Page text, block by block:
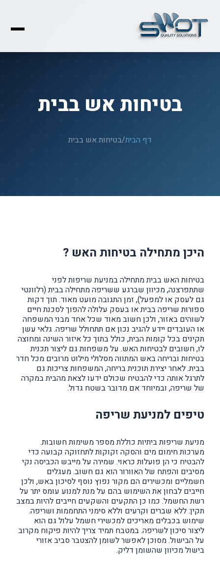
בטיחות אש בבית
דף הבית/בטיחות אש בבית
היכן מתחילה בטיחות האש ?
בטיחות האש בבית מתחילה במניעת שריפות לפני
שתתפרצנה, מכיוון שברגע ששריפה מתחילה בבית (רלוונטי
גם לעסק או למפעל), זמן התגובה מועט מאוד. תוך דקות
ספורות שריפה בבית או בעסק עלולה להפוך לסכנת חיים
לשוהים באזור, ולכן חשוב מאוד שכל אחד מבני המשפחה
או העובדים יידע להגיב נכון אם תתחולל שריפה. גלאי עשן
תקינים בכל קומות הבית, כולל בתוך כל איזור השינה ומחוצה
לו, חשובים לבטיחות האש. על משפחות גם ליצור תכנית
בטיחות ובריחה באש המתווה מסלולי מילוט מרובים מכל חדר
בבית. לאחר יצירת תוכנית בריחה, המשפחות צריכות גם
לתרגל אותה כדי להבטיח שכולם ידעו לצאת מהבית במקרה
של שריפה, ובמיוחד אם מדובר בשטח גדול.
טיפים למניעת שריפה
מניעת שריפות ביתיות כוללת מספר משימות חשובות.
מערכות חימום מים והסקה זקוקות לתחזוקה קבועה כדי
להבטיח כי הן פועלות כראוי. שמירה על מייבש הכביסה נקי
מסיבים והפתח של האוורור הוא גם חשוב. מעגלים
חשמליים ומכשירים הם מקור נפוץ נוסף לסיכון באש, ולכן
חייבים לבחון את השימוש בהם על מנת למנוע עומס יתר על
רשת החשמל. כמו כן התקעים והשקעים חייבים להיות במצב
תקין: ללא שברים וקרעים וללא סימני התחממות ושריפה.
שימוש בכבלים מאריכים למכשירי חשמל עלול גם הוא
ליצור סיכון לשריפה. במטבח תמיד צריך להיות פיקוח מקרוב
על הבישול. מסוכן לאפשר לשומן להצטבר סביב אזורי
בישול מכיוון שהשומן דליק.